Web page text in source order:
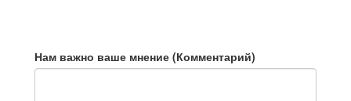
Нам важно ваше мнение (Комментарий)